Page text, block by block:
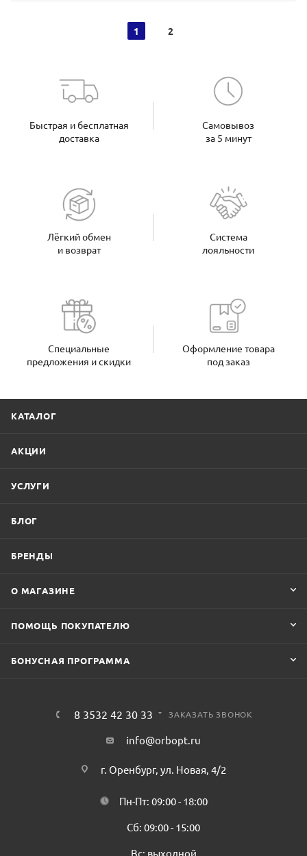
1 2
Быстрая и бесплатная
доставка
Самовывоз
за 5 минут
Лёгкий обмен
и возврат
Система
лояльности
Специальные
предложения и скидки
Оформление товара
под заказ
КАТАЛОГ
АКЦИИ
УСЛУГИ
БЛОГ
БРЕНДЫ
О МАГАЗИНЕ
ПОМОЩЬ ПОКУПАТЕЛЮ
БОНУСНАЯ ПРОГРАММА
8 3532 42 30 33 ЗАКАЗАТЬ ЗВОНОК
info@orbopt.ru
г. Оренбург, ул. Новая, 4/2
Пн-Пт: 09:00 - 18:00
Сб: 09:00 - 15:00
Вс: выходной